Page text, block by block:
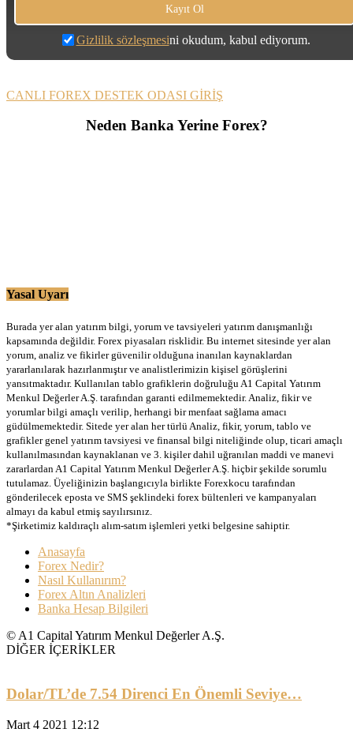
Gizlilik sözleşmesini okudum, kabul ediyorum.
CANLI FOREX DESTEK ODASI GİRİŞ
Neden Banka Yerine Forex?
Yasal Uyarı
Burada yer alan yatırım bilgi, yorum ve tavsiyeleri yatırım danışmanlığı
kapsamında değildir. Forex piyasaları risklidir. Bu internet sitesinde yer alan
yorum, analiz ve fikirler güvenilir olduğuna inanılan kaynaklardan
yararlanılarak hazırlanmıştır ve analistlerimizin kişisel görüşlerini
yansıtmaktadır. Kullanılan tablo grafiklerin doğruluğu A1 Capital Yatırım
Menkul Değerler A.Ş. tarafından garanti edilmemektedir. Analiz, fikir ve
yorumlar bilgi amaçlı verilip, herhangi bir menfaat sağlama amacı
güdülmemektedir. Sitede yer alan her türlü Analiz, fikir, yorum, tablo ve
grafikler genel yatırım tavsiyesi ve finansal bilgi niteliğinde olup, ticari amaçlı
kullanılmasından kaynaklanan ve 3. kişiler dahil uğranılan maddi ve manevi
zararlardan A1 Capital Yatırım Menkul Değerler A.Ş. hiçbir şekilde sorumlu
tutulamaz. Üyeliğinizin başlangıcıyla birlikte Forexkocu tarafından
gönderilecek eposta ve SMS şeklindeki forex bültenleri ve kampanyaları
almayı da kabul etmiş sayılırsınız.
*Şirketimiz kaldıraçlı alım-satım işlemleri yetki belgesine sahiptir.
Anasayfa
Forex Nedir?
Nasıl Kullanırım?
Forex Altın Analizleri
Banka Hesap Bilgileri
© A1 Capital Yatırım Menkul Değerler A.Ş.
DİĞER İÇERİKLER
Dolar/TL’de 7.54 Direnci En Önemli Seviye…
Mart 4 2021 12:12